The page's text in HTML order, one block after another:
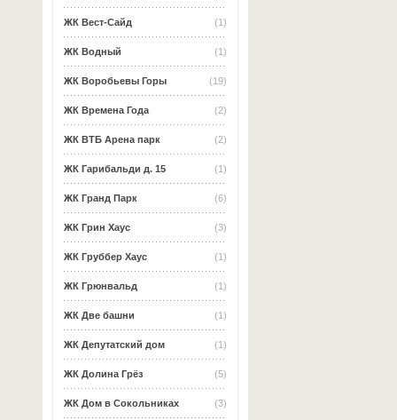
(1)
ЖК Вест-Сайд
(1)
ЖК Водный
(19)
ЖК Воробьевы Горы
(2)
ЖК Времена Года
(2)
ЖК ВТБ Арена парк
(1)
ЖК Гарибальди д. 15
(6)
ЖК Гранд Парк
(3)
ЖК Грин Хаус
(1)
ЖК Груббер Хаус
(1)
ЖК Грюнвальд
(1)
ЖК Две башни
(1)
ЖК Депутатский дом
(5)
ЖК Долина Грёз
(3)
ЖК Дом в Сокольниках